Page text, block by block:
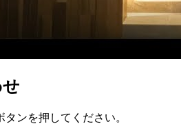
ンを押してください。